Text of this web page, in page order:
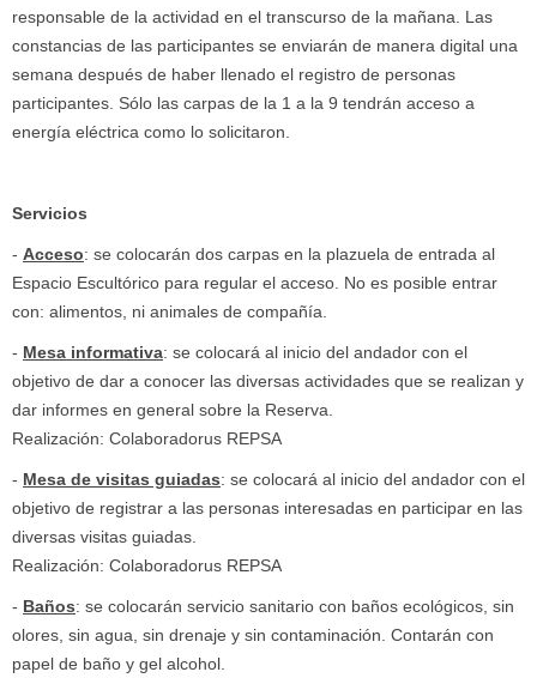
responsable de la actividad en el transcurso de la mañana. Las
constancias de las participantes se enviarán de manera digital una
semana después de haber llenado el registro de personas
participantes. Sólo las carpas de la 1 a la 9 tendrán acceso a
energía eléctrica como lo solicitaron.
Servicios
- Acceso: se colocarán dos carpas en la plazuela de entrada al
Espacio Escultórico para regular el acceso. No es posible entrar
con: alimentos, ni animales de compañía.
- Mesa informativa: se colocará al inicio del andador con el
objetivo de dar a conocer las diversas actividades que se realizan y
dar informes en general sobre la Reserva.
Realización: Colaboradorus REPSA
- Mesa de visitas guiadas: se colocará al inicio del andador con el
objetivo de registrar a las personas interesadas en participar en las
diversas visitas guiadas.
Realización: Colaboradorus REPSA
- Baños: se colocarán servicio sanitario con baños ecológicos, sin
olores, sin agua, sin drenaje y sin contaminación. Contarán con
papel de baño y gel alcohol.